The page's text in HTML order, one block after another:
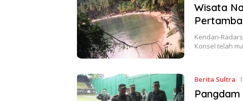
Wisata
Kendari-
Konsel telah
Berita Sultra